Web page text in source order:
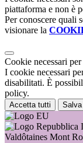
piattaforma e non è
Per conoscere quali
visionare la
Cookie necessari
I cookie necessari
disabilitati. È
policy.
Accetta tutti
Valdôtaines Mont